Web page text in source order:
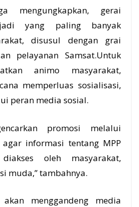
mengungkapkan, gerai
yang paling banyak
disusul dengan grai
pelayanan Samsat.Untuk
animo masyarakat,
memperluas sosialisasi,
peran media sosial.
promosi melalui
informasi tentang MPP
oleh masyarakat,
muda,” tambahnya.
akan menggandeng media